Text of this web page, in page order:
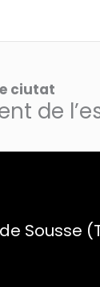
ciutat
de
Sousse